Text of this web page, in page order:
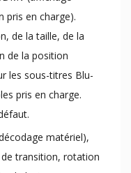
pris en charge).
de la taille, de la
de la position
les sous-titres Blu-
pris en charge.
matériel),
transition, rotation